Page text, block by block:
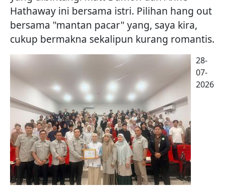
Hathaway ini bersama istri. Pilihan hang out
bersama "mantan pacar" yang, saya kira,
cukup bermakna sekalipun kurang romantis.
28-
07-
2026